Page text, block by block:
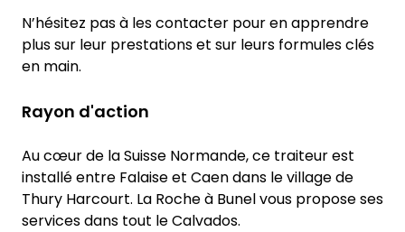
N’hésitez pas à les contacter pour en apprendre
plus sur leur prestations et sur leurs formules clés
en main.
Rayon d'action
Au cœur de la Suisse Normande, ce traiteur est
installé entre Falaise et Caen dans le village de
Thury Harcourt. La Roche à Bunel vous propose ses
services dans tout le Calvados.